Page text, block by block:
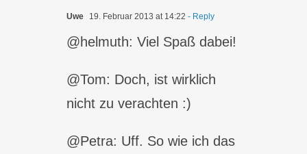
Uwe 19. Februar 2013 at 14:22 - Reply
@helmuth: Viel Spaß dabei!
@Tom: Doch, ist wirklich
nicht zu verachten :)
@Petra: Uff. So wie ich das